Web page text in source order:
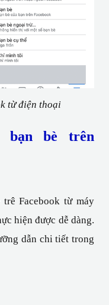
từ điện thoại
bạn bè trên
Facebook từ máy
hiện được dễ dàng.
dẫn chi tiết trong